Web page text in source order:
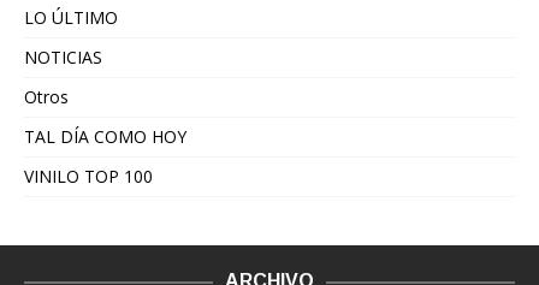
LO ÚLTIMO
NOTICIAS
Otros
TAL DÍA COMO HOY
VINILO TOP 100